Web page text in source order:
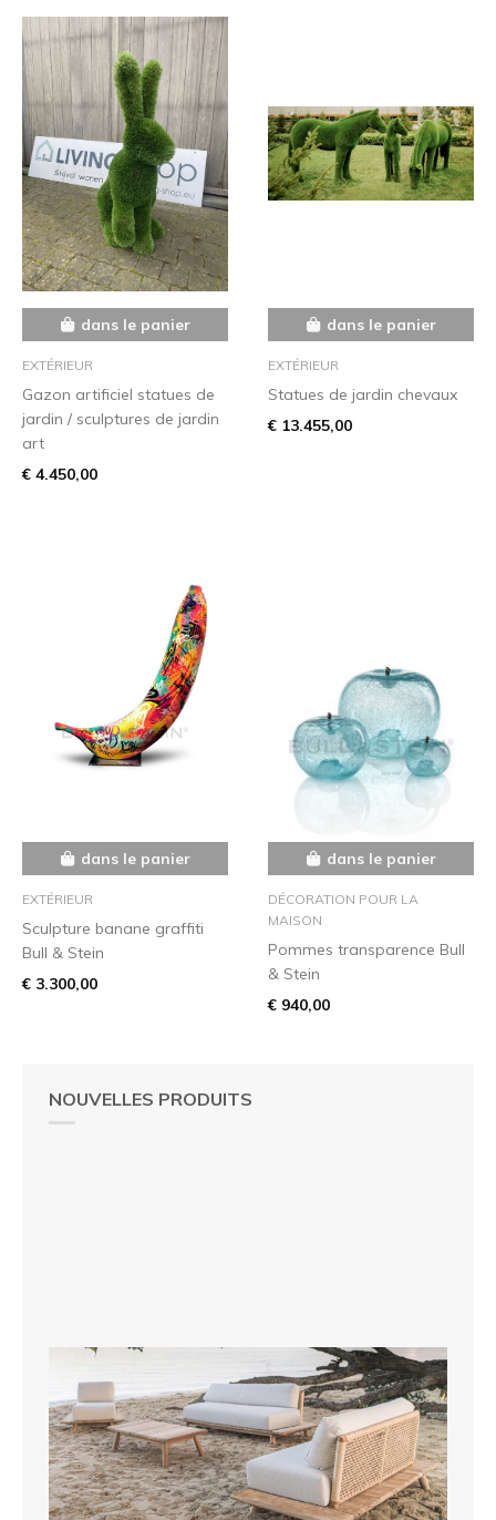
NOUVELLES PRODUITS
dans le panier
EXTÉRIEUR
Gazon artificiel statues de
jardin / sculptures de jardin
art
€ 4.450,00
dans le panier
EXTÉRIEUR
Statues de jardin chevaux
€ 13.455,00
dans le panier
EXTÉRIEUR
Sculpture banane graffiti
Bull & Stein
€ 3.300,00
dans le panier
DÉCORATION POUR LA
MAISON
Pommes transparence Bull
& Stein
€ 940,00